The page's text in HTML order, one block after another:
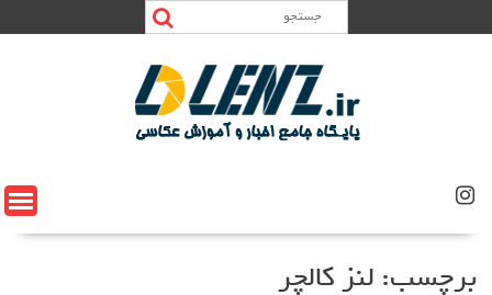
to
برچسب: لنز کالچر